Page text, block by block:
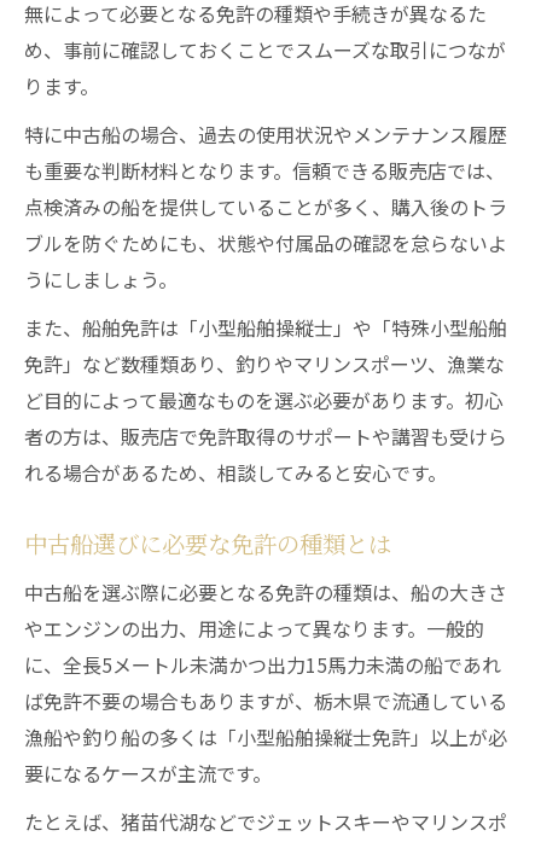
無によって必要となる免許の種類や手続きが異なるた
め、事前に確認しておくことでスムーズな取引につなが
ります。
特に中古船の場合、過去の使用状況やメンテナンス履歴
も重要な判断材料となります。信頼できる販売店では、
点検済みの船を提供していることが多く、購入後のトラ
ブルを防ぐためにも、状態や付属品の確認を怠らないよ
うにしましょう。
また、船舶免許は「小型船舶操縦士」や「特殊小型船舶
免許」など数種類あり、釣りやマリンスポーツ、漁業な
ど目的によって最適なものを選ぶ必要があります。初心
者の方は、販売店で免許取得のサポートや講習も受けら
れる場合があるため、相談してみると安心です。
中古船選びに必要な免許の種類とは
中古船を選ぶ際に必要となる免許の種類は、船の大きさ
やエンジンの出力、用途によって異なります。一般的
に、全長5メートル未満かつ出力15馬力未満の船であれ
ば免許不要の場合もありますが、栃木県で流通している
漁船や釣り船の多くは「小型船舶操縦士免許」以上が必
要になるケースが主流です。
たとえば、猪苗代湖などでジェットスキーやマリンスポ